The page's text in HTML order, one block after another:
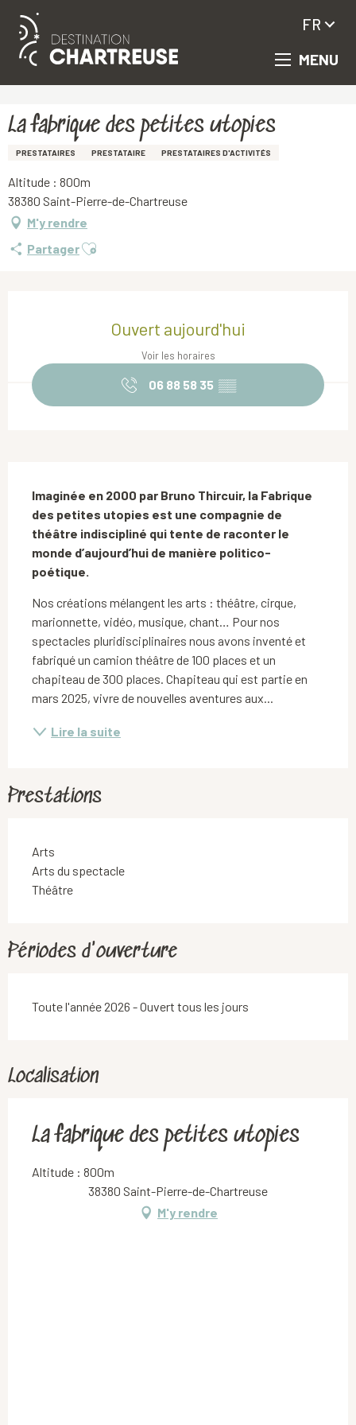
Aller
principal
MENU
FR
La fabrique des petites utopies
PRESTATAIRES PRESTATAIRE PRESTATAIRES D'ACTIVITÉS
Altitude : 800m
38380 Saint-Pierre-de-Chartreuse
M'y rendre
PartagerAjouter aux favoris
Ouvert aujourd'hui
Voir les horaires
06 88 58 35 ▒▒
Imaginée en 2000 par Bruno Thircuir, la Fabrique
des petites utopies est une compagnie de
théâtre indiscipliné qui tente de raconter le
monde d’aujourd’hui de manière politico-
poétique.
Nos créations mélangent les arts : théâtre, cirque,
marionnette, vidéo, musique, chant… Pour nos
spectacles pluridisciplinaires nous avons inventé et
fabriqué un camion théâtre de 100 places et un
chapiteau de 300 places. Chapiteau qui est partie en
mars 2025, vivre de nouvelles aventures aux...
Lire la suite
Prestations
Arts
Arts du spectacle
Théâtre
Périodes d'ouverture
Toute l'année 2026 - Ouvert tous les jours
Localisation
La fabrique des petites utopies
Altitude : 800m
38380 Saint-Pierre-de-Chartreuse
M'y rendre